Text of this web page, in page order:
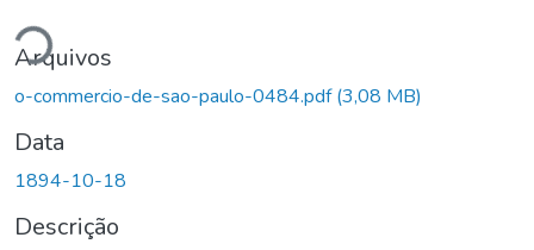
Arquivos
o-commercio-de-sao-paulo-0484.pdf(3,08 MB)
Data
1894-10-18
Descrição